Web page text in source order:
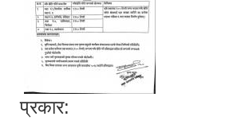
प्रकार: